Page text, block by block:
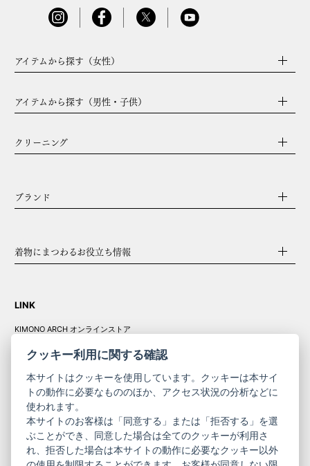
アイテムから探す（女性）
アイテムから探す（男性・子供）
クリーニング
ブランド
着物にまつわるお役立ち情報
LINK
KIMONO ARCH オンラインストア
コーポレート
サイト
きものやまと振
袖
サイト
クッキー利用に関する確認
本サイトはクッキーを使用しています。クッキーは本サイ
トの動作に必要なもののほか、アクセス状況の分析などに
使われます。
本サイトのお客様は「同意する」または「拒否する」を選
ぶことができ、同意した場合は全てのクッキーが利用さ
れ、拒否した場合は本サイトの動作に必要なクッキー以外